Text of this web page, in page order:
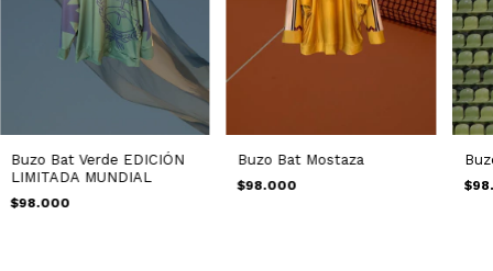
Buzo Bat Verde EDICIÓN
LIMITADA MUNDIAL
$98.000
Buzo Bat Mostaza
$98.000